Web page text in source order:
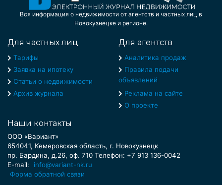
Вся информация о недвижимости от агентств и частных лиц в
Новокузнецке и регионе.
Для частных лиц
Тарифы
Заявка на ипотеку
Статьи о недвижимости
Архив журнала
Для агентств
Аналитика продаж
Правила подачи
объявлений
Реклама на сайте
О проекте
Наши контакты
ООО «Вариант»
654041, Кемеровская область, г. Новокузнецк
пр. Бардина, д.26, оф. 710 Телефон: +7 913 136-0042
E-mail:
info@variant-nk.ru
Форма обратной связи